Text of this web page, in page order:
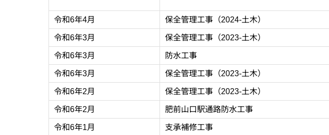
令和6年4月 保全管理工事（2024-土木）
令和6年3月 保全管理工事（2023-土木）
令和6年3月 防水工事
令和6年3月 保全管理工事（2023-土木）
令和6年2月 保全管理工事（2023-土木）
令和6年2月 肥前山口駅通路防水工事
令和6年1月 支承補修工事